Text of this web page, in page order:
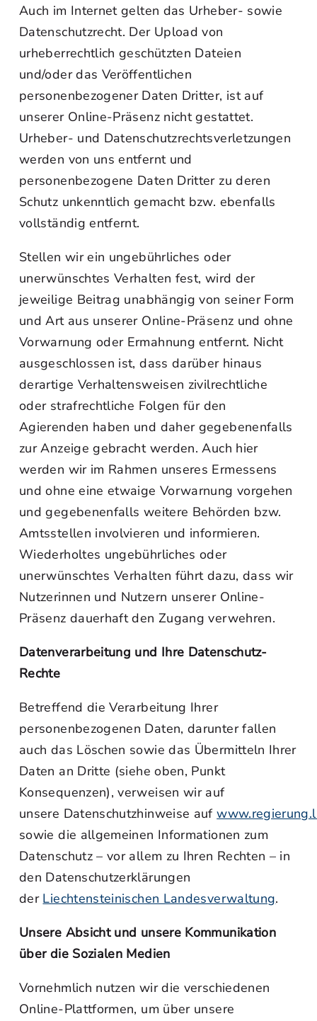
Auch im Internet gelten das Urheber- sowie
Datenschutzrecht. Der Upload von
urheberrechtlich geschützten Dateien
und/oder das Veröffentlichen
personenbezogener Daten Dritter, ist auf
unserer Online-Präsenz nicht gestattet.
Urheber- und Datenschutzrechtsverletzungen
werden von uns entfernt und
personenbezogene Daten Dritter zu deren
Schutz unkenntlich gemacht bzw. ebenfalls
vollständig entfernt.
Stellen wir ein ungebührliches oder
unerwünschtes Verhalten fest, wird der
jeweilige Beitrag unabhängig von seiner Form
und Art aus unserer Online-Präsenz und ohne
Vorwarnung oder Ermahnung entfernt. Nicht
ausgeschlossen ist, dass darüber hinaus
derartige Verhaltensweisen zivilrechtliche
oder strafrechtliche Folgen für den
Agierenden haben und daher gegebenenfalls
zur Anzeige gebracht werden. Auch hier
werden wir im Rahmen unseres Ermessens
und ohne eine etwaige Vorwarnung vorgehen
und gegebenenfalls weitere Behörden bzw.
Amtsstellen involvieren und informieren.
Wiederholtes ungebührliches oder
unerwünschtes Verhalten führt dazu, dass wir
Nutzerinnen und Nutzern unserer Online-
Präsenz dauerhaft den Zugang verwehren.
Datenverarbeitung und Ihre Datenschutz-
Rechte
Betreffend die Verarbeitung Ihrer
personenbezogenen Daten, darunter fallen
auch das Löschen sowie das Übermitteln Ihrer
Daten an Dritte (siehe oben, Punkt
Konsequenzen), verweisen wir auf
unsere Datenschutzhinweise auf
sowie die allgemeinen Informationen zum
Datenschutz – vor allem zu Ihren Rechten – in
den Datenschutzerklärungen
der Liechtensteinischen Landesverwaltung.
Unsere Absicht und unsere Kommunikation
über die Sozialen Medien
Vornehmlich nutzen wir die verschiedenen
Online-Plattformen, um über unsere